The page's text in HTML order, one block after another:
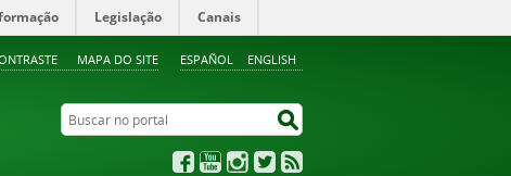
ESPAÑOL ENGLISH
MAPA DO SITE
Legislação Canais
Buscar no portal
FacebookYouTubeInstagram
Twitter